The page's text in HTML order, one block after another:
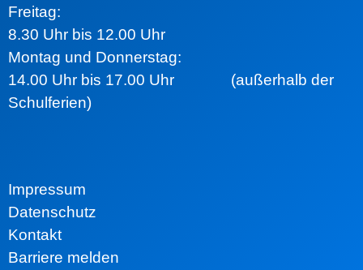
Freitag:
8.30 Uhr bis 12.00 Uhr
Montag und Donnerstag:
14.00 Uhr bis 17.00 Uhr (außerhalb der
Schulferien)
Impressum
Datenschutz
Kontakt
Barriere melden